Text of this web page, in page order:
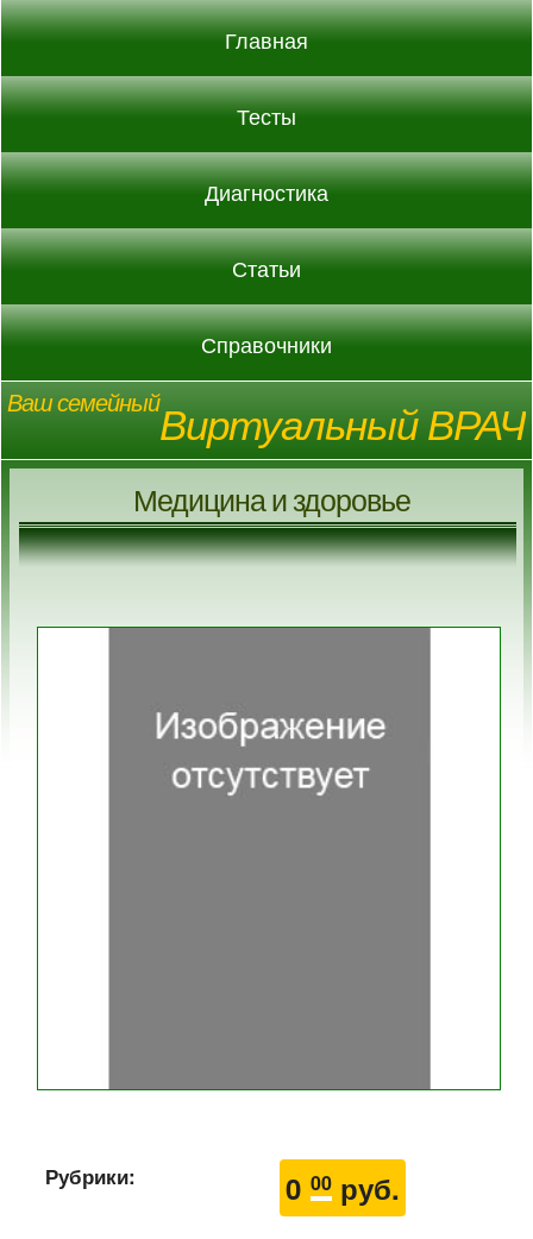
Главная
Тесты
Диагностика
Статьи
Справочники
Ваш семейныйВиртуальный ВРАЧ
Медицина и здоровье
0 00руб.
Рубрики: